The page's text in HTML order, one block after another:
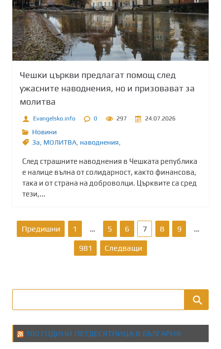
Чешки църкви предлагат помощ след
ужасните наводнения, но и призовават за
молитва
Evangelsko.info 0 297 24.07.2026
Новини
Зa МОЛИТВА наводнения,
След страшните наводнения в Чешката република
е налице вълна от солидарност, както финансова,
така и от страна на доброволци. Църквите са сред
тези,...
д
е
л
Предишни 1 … 5 6 7 8 9 …
981 Следващи
100 ГОДИНИ ПЕТДЕСЯТНИЦА В БЪЛГАРИЯ